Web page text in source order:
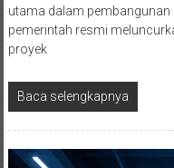
utama dalam pembangunan
pemerintah resmi
proyek
Baca selengkapnya